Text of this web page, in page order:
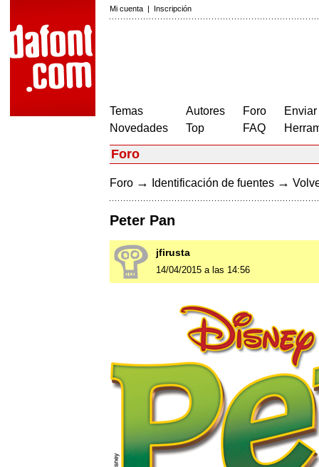
Mi cuenta | Inscripción
Temas
Novedades
Autores
Top
Foro
FAQ
Foro
Foro → Identificación de fuentes →
Peter Pan
jfirusta
14/04/2015 a las 14:56